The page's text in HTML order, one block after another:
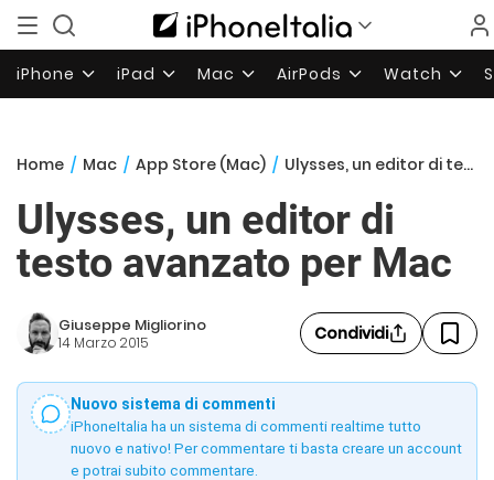
iPhone iPad Mac AirPods Watch
Home / Mac / App Store (Mac) / Ulysses, un editor di testo avanzato per Mac
Ulysses, un editor di
testo avanzato per Mac
Giuseppe Migliorino
14 Marzo 2015 Condividi
Nuovo sistema di commenti
iPhoneItalia ha un sistema di commenti realtime tutto
nuovo e nativo! Per commentare ti basta creare un account
e potrai subito commentare.